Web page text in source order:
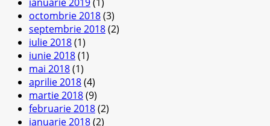
octombrie 2018(3)
septembrie 2018(2)
iulie 2018(1)
iunie 2018(1)
mai 2018(1)
aprilie 2018(4)
martie 2018(9)
februarie 2018(2)
ianuarie 2018(2)